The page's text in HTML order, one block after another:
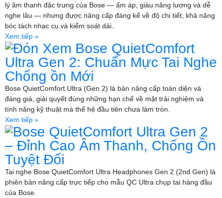
lý âm thanh đặc trưng của Bose — ấm áp, giàu năng lượng và dễ
nghe lâu — nhưng được nâng cấp đáng kể về độ chi tiết, khả năng
bóc tách nhạc cụ và kiểm soát dải..
Xem tiếp »
Đón Xem Bose QuietComfort
Ultra Gen 2: Chuẩn Mực Tai Nghe
Chống ồn Mới
Bose QuietComfort Ultra (Gen 2) là bản nâng cấp toàn diện và
đáng giá, giải quyết đúng những hạn chế về mặt trải nghiệm và
tính năng kỹ thuật mà thế hệ đầu tiên chưa làm tròn.
Xem tiếp »
Bose QuietComfort Ultra Gen 2
– Đỉnh Cao Âm Thanh, Chống Ồn
Tuyệt Đối
Tai nghe Bose QuietComfort Ultra Headphones Gen 2 (2nd Gen) là
phiên bản nâng cấp trực tiếp cho mẫu QC Ultra chụp tai hàng đầu
của Bose.